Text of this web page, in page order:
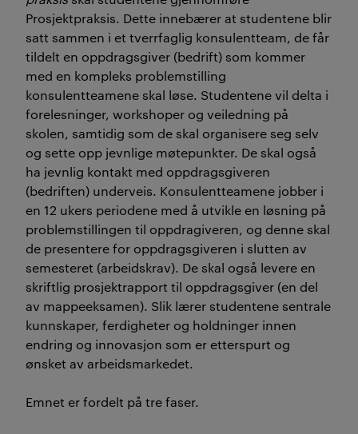
Prosjektpraksis. Dette innebærer at studentene blir
satt sammen i et tverrfaglig konsulentteam, de får
tildelt en oppdragsgiver (bedrift) som kommer
med en kompleks problemstilling
konsulentteamene skal løse. Studentene vil delta i
forelesninger, workshoper og veiledning på
skolen, samtidig som de skal organisere seg selv
og sette opp jevnlige møtepunkter. De skal også
ha jevnlig kontakt med oppdragsgiveren
(bedriften) underveis. Konsulentteamene jobber i
en 12 ukers periodene med å utvikle en løsning på
problemstillingen til oppdragiveren, og denne skal
de presentere for oppdragsgiveren i slutten av
semesteret (arbeidskrav). De skal også levere en
skriftlig prosjektrapport til oppdragsgiver (en del
av mappeeksamen). Slik lærer studentene sentrale
kunnskaper, ferdigheter og holdninger innen
endring og innovasjon som er etterspurt og
ønsket av arbeidsmarkedet.
Emnet er fordelt på tre faser.